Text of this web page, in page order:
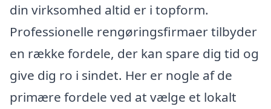
din virksomhed altid er i topform.
Professionelle rengøringsfirmaer tilbyder
en række fordele, der kan spare dig tid og
give dig ro i sindet. Her er nogle af de
primære fordele ved at vælge et lokalt